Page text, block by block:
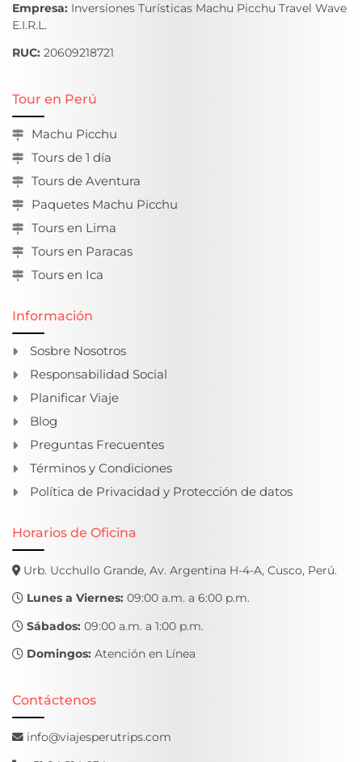
Empresa: Inversiones Turísticas Machu Picchu Travel Wave
E.I.R.L.
RUC: 20609218721
Tour en Perú
Machu Picchu
Tours de 1 día
Tours de Aventura
Paquetes Machu Picchu
Tours en Lima
Tours en Paracas
Tours en Ica
Información
Sosbre Nosotros
Responsabilidad Social
Planificar Viaje
Blog
Preguntas Frecuentes
Términos y Condiciones
Política de Privacidad y Protección de datos
Horarios de Oficina
Urb. Ucchullo Grande, Av. Argentina H-4-A, Cusco, Perú.
Lunes a Viernes: 09:00 a.m. a 6:00 p.m.
Sábados: 09:00 a.m. a 1:00 p.m.
Domingos: Atención en Línea
Contáctenos
info@viajesperutrips.com